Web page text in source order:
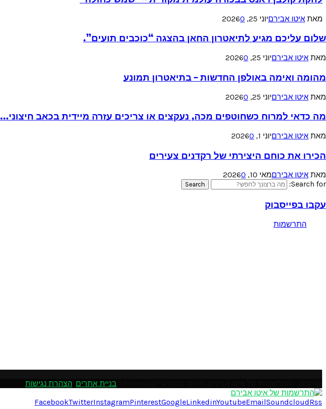
מאת איטו אבירםיוני 25, 2026 0
שלום עליכם מגיע לתיאטרון החאן בהצגה “כוכבים תועים”.
מאת איטו אבירםיוני 25, 2026 0
מהומה ואימה באולפן החדשות – בתיאטרון תמונע
מאת איטו אבירםיוני 25, 2026 0
מה כדאי למרוח כשחוטפים מכה, נעקצים או צריכים עזרה מיידית בכאב חיצוני...
מאת איטו אבירםיוני 1, 2026 0
הכירו את כוחם היצירתי של רקדנים צעירים
מאת איטו אבירםמאי 10, 2026
0
Search for:
Search
עקבו בפייסבוק
התרשמות
בניית אתרים הצהרת נגישות
FacebookTwitterInstagramPinterestGoogleLinkedinYoutubeEmailSoundcloudRss